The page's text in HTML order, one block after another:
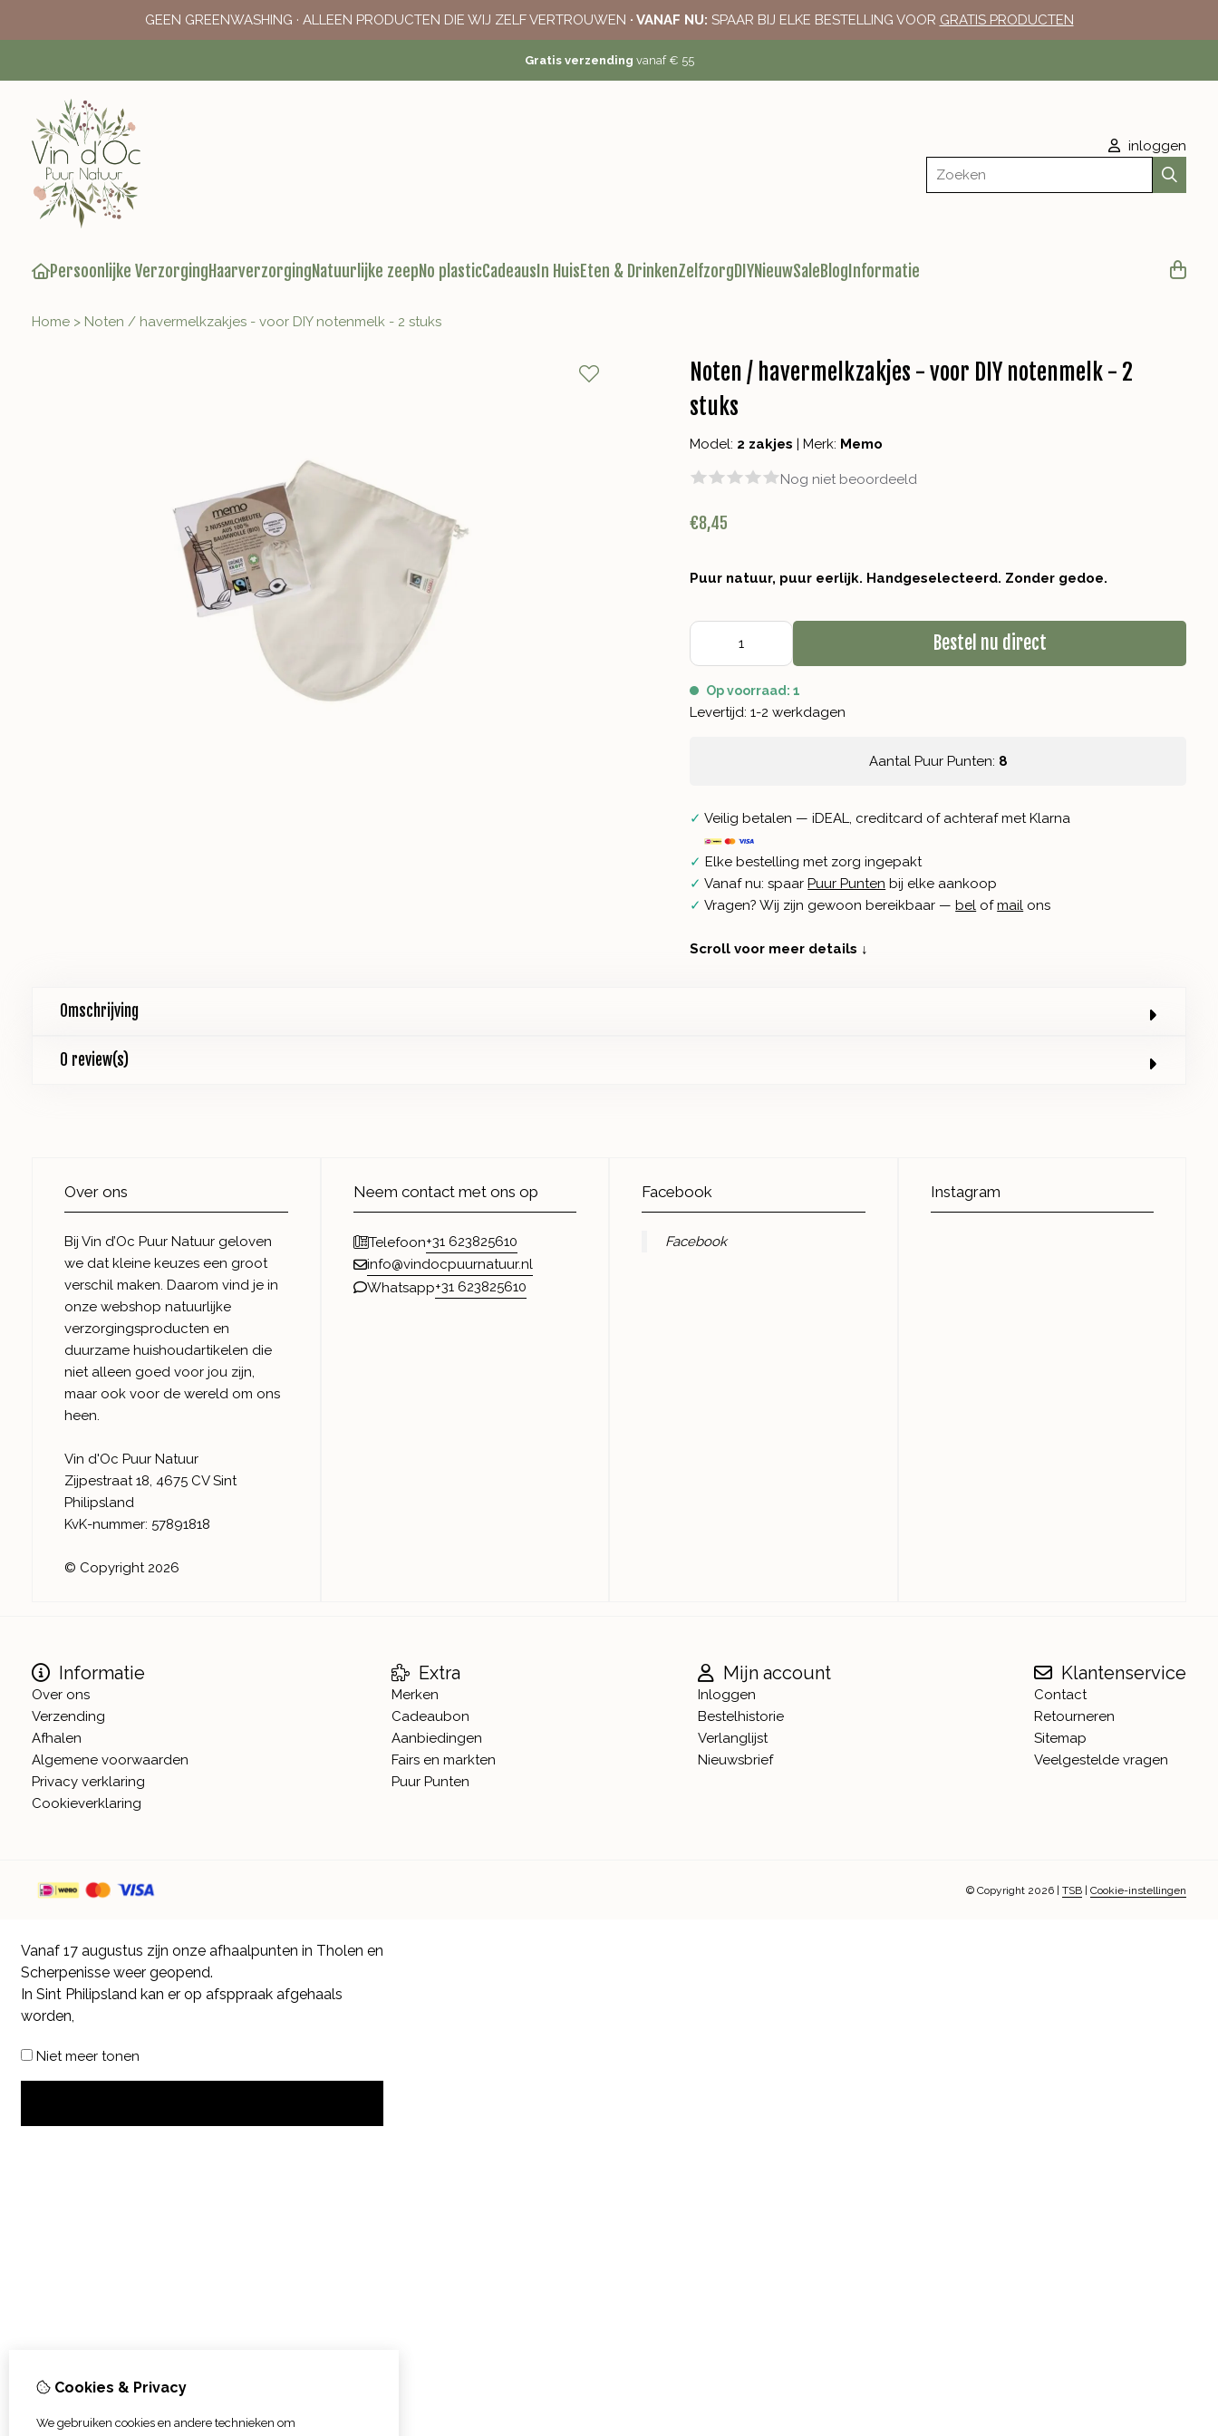
GEEN GREENWASHING · ALLEEN PRODUCTEN DIE WIJ ZELF VERTROUWEN · VANAF NU: SPAAR BIJ ELKE BESTELLING VOOR GRATIS PRODUCTEN
Gratis verzending vanaf € 55
inloggen
Zoeken
Persoonlijke VerzorgingHaarverzorgingNatuurlijke zeepNo plasticCadeaus In HuisEten & DrinkenZelfzorgDIYNieuwSaleBlog Informatie
Home > Noten / havermelkzakjes - voor DIY notenmelk - 2 stuks
Noten / havermelkzakjes - voor DIY notenmelk - 2
stuks
Model: 2 zakjes Merk: Memo
Nog niet beoordeeld
€8,45
Puur natuur, puur eerlijk. Handgeselecteerd. Zonder gedoe.
Bestel nu direct
Op voorraad: 1
Levertijd: 1-2 werkdagen
Aantal Puur Punten: 8
✓ Veilig betalen — iDEAL, creditcard of achteraf met Klarna
✓ Elke bestelling met zorg ingepakt
✓ Vanaf nu: spaar Puur Punten bij elke aankoop
✓ Vragen? Wij zijn gewoon bereikbaar — bel ofmail ons
Scroll voor meer details ↓
Omschrijving
0 review(s)
Over ons
Bij Vin d’Oc Puur Natuur geloven
we dat kleine keuzes een groot
verschil maken. Daarom vind je in
onze webshop natuurlijke
verzorgingsproducten en
duurzame huishoudartikelen die
niet alleen goed voor jou zijn,
maar ook voor de wereld om ons
heen.
Vin d'Oc Puur Natuur
Zijpestraat 18, 4675 CV Sint
Philipsland
KvK-nummer: 57891818
© Copyright 2026
Neem contact met ons op
Telefoon+31 623825610
info@vindocpuurnatuur.nl
Whatsapp+31 623825610
Facebook
Facebook
Instagram
Informatie
Over ons
Verzending
Afhalen
Algemene voorwaarden
Privacy verklaring
Cookieverklaring
Extra
Merken
Cadeaubon
Aanbiedingen
Fairs en markten
Puur Punten
Mijn account
Inloggen
Bestelhistorie
Verlanglijst
Nieuwsbrief
Klantenservice
Contact
Retourneren
Sitemap
Veelgestelde vragen
© Copyright 2026 | TSB | Cookie-instellingen
Cookies & Privacy
We gebruiken cookies en andere technieken om
Vanaf 17 augustus zijn onze afhaalpunten in Tholen en
Scherpenisse weer geopend.
In Sint Philipsland kan er op afsppraak afgehaals
worden,
Niet meer tonen